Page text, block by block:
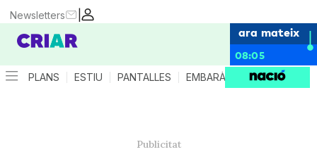
|
Newsletters
ara mateix
08:05
PLANS ESTIU PANTALLES EMBARÀS CRIANÇA